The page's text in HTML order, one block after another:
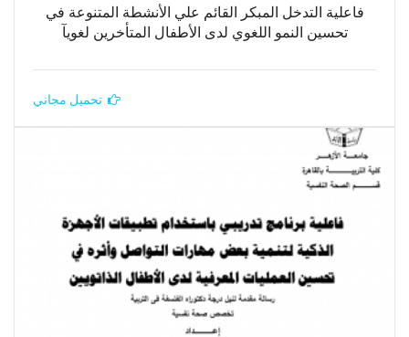
فاعلية التدخل المبكر القائم علي الأنشطة المتنوعة في
تحسين النمو اللغوي لدى الأطفال المتأخرين لغويآ
تحميل مجاني